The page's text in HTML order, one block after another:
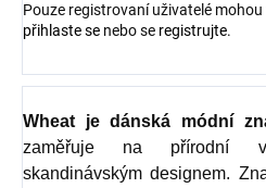
Pouze registrovaní uživatelé
přihlaste se nebo se registrujte.
Wheat je dánská módní
zaměřuje na přírodní
skandinávským designem.